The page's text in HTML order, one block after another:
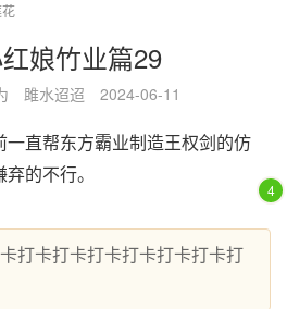
娘竹业篇29
雎水迢迢 2024-06-11
直帮东方霸业制造王权剑的仿
的不行。
4
打卡打卡打卡打卡打卡打卡打